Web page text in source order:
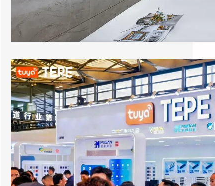
涂鸦智能以AI蓝牙直连方案切入酒店赛道：去中心化架构破解智能化改造三大痛点
2026上海国际酒店展期间，涂鸦智能
（NYSE：TUYA，HKEX：2391）的展区成为
E7馆人气最旺的展位之…